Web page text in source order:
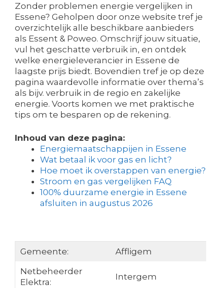
Zonder problemen energie vergelijken in
Essene? Geholpen door onze website tref je
overzichtelijk alle beschikbare aanbieders
als Essent & Poweo. Omschrijf jouw situatie,
vul het geschatte verbruik in, en ontdek
welke energieleverancier in Essene de
laagste prijs biedt. Bovendien tref je op deze
pagina waardevolle informatie over thema’s
als bijv. verbruik in de regio en zakelijke
energie. Voorts komen we met praktische
tips om te besparen op de rekening.
Inhoud van deze pagina:
Energiemaatschappijen in Essene
Wat betaal ik voor gas en licht?
Hoe moet ik overstappen van energie?
Stroom en gas vergelijken FAQ
100% duurzame energie in Essene
afsluiten in augustus 2026
Gemeente:
Affligem
Netbeheerder
Elektra:
Intergem